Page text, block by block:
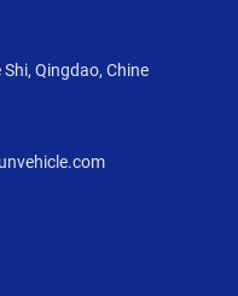
Qingdao, Chine